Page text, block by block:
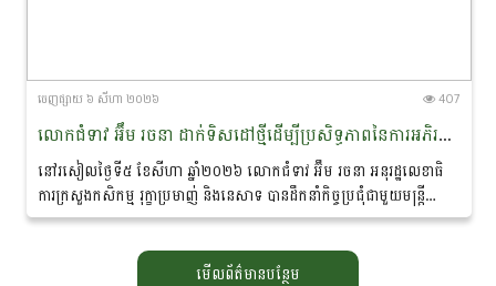
ចេញ​ផ្សាយ​ ៦ សីហា ២០២៦ 407
លោកជំទាវ អ៊ឹម រចនា ដាក់ទិសដៅថ្មីដើម្បីប្រសិទ្ធភាពនៃការអភិរក្ស​ផ្សោត​ទន្លេមេគង្គ និងផ្តាំផ្ញើឱ្យឆ្មាំទន្លេយកចិត្តទុកដាក់លើសុវត្ថិភាព​ពេលចេញល្បាតក្នុងរដូវវស្សា
នៅរសៀលថ្ងៃទី៥ ខែសីហា ឆ្នាំ២០២៦ លោកជំទាវ អ៊ឹម រចនា អនុរដ្ឋ​លេខាធិ
ការក្រសួងកសិកម្ម រុក្ខាប្រមាញ់ និងនេសាទ បានដឹកនាំកិច្ចប្រជុំជាមួយមន្ត្រី
ជំនាញ ដែលមានលោកបណ្ឌិត...
មើលព័ត៌មានបន្ថែម